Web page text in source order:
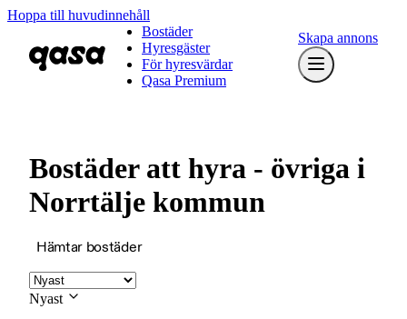
Hoppa till huvudinnehåll
Bostäder
Hyresgäster
För hyresvärdar
Qasa Premium
Skapa annons
Bostäder att hyra - övriga i
Norrtälje kommun
Hämtar bostäder
Nyast